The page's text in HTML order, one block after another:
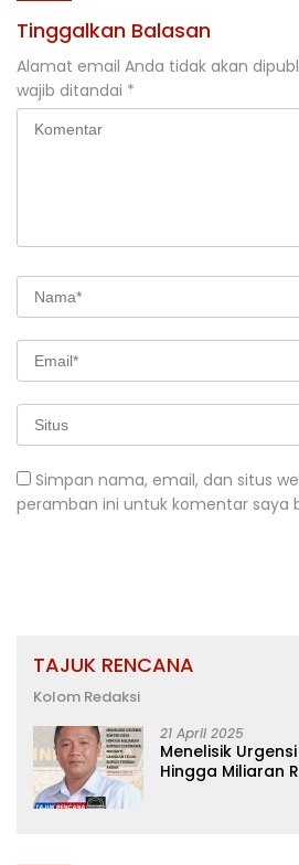
Tinggalkan Balasan
Alamat email Anda tidak akan
wajib ditandai *
Simpan nama, email, dan situs
peramban ini untuk komentar saya
TAJUK RENCANA
Kolom Redaksi
21 April 2025
Menelisik
Hingga Miliaran